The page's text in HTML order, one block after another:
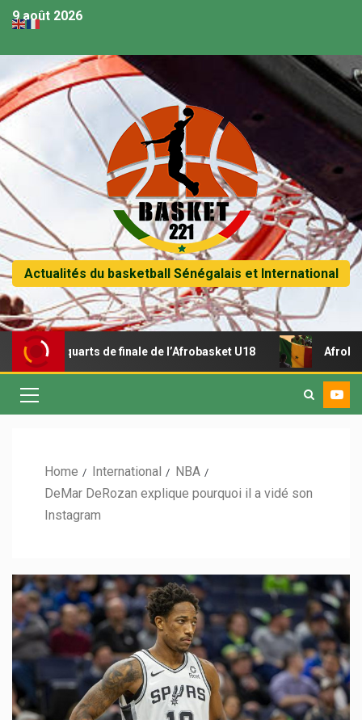
9 août 2026
Actualités du basketball Sénégalais et International
quarts de finale de l’Afrobasket U18 Afrobasket U18
Home International
NBA
DeMar DeRozan explique pourquoi il a vidé son
Instagram